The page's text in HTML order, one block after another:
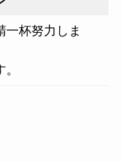
一杯努力しま